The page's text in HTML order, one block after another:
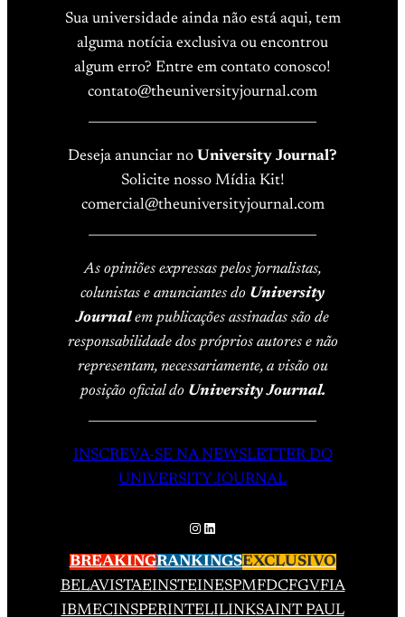
Sua universidade ainda não está aqui, tem
alguma notícia exclusiva ou encontrou
algum erro? Entre em contato conosco!
contato@theuniversityjournal.com
Deseja anunciar no University Journal?
Solicite nosso Mídia Kit!
comercial@theuniversityjournal.com
As opiniões expressas pelos jornalistas,
colunistas e anunciantes do University
Journalem publicações assinadas são de
responsabilidade dos próprios autores e não
representam, necessariamente, a visão ou
posição oficial do University Journal.
INSCREVA-SE NA NEWSLETTER DO
UNIVERSITY JOURNAL
Instagram
LinkedIn
BREAKINGRANKINGSEXCLUSIVO
BELAVISTAEINSTEINESPMFDCFGVFIA
IBMECINSPERINTELILINKSAINT PAUL